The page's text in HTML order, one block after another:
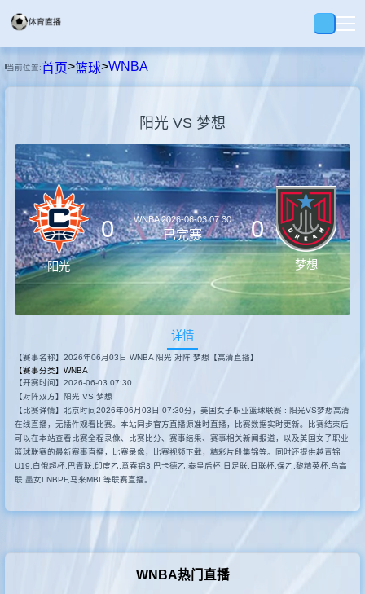
足球
篮球
录播
集锦
速报
当前位置:首页>篮球>WNBA
阳光 VS 梦想
阳光
0 WNBA2026-06-03 07:30
已完赛 0
梦想
详情
【赛事名称】2026年06月03日 WNBA 阳光 对阵 梦想【高清直播】
【赛事分类】 WNBA
【开赛时间】2026-06-03 07:30
【对阵双方】阳光 VS 梦想
【比赛详情】北京时间2026年06月03日 07:30分，美国女子职业篮球联赛 : 阳光VS梦想高清
在线直播，无插件观看比赛。本站同步官方直播源准时直播，比赛数据实时更新。比赛结束后
可以在本站查看比赛全程录像、比赛比分、赛事结果、赛事相关新闻报道，以及美国女子职业
篮球联赛的最新赛事直播，比赛录像，比赛视频下载，精彩片段集锦等。同时还提供越青锦
U19,白俄超杯,巴青联,印度乙,意春锦3,巴卡德乙,泰皇后杯,日足联,日联杯,保乙,黎精英杯,乌高
联,墨女LNBPF,马来MBL等联赛直播。
WNBA热门直播